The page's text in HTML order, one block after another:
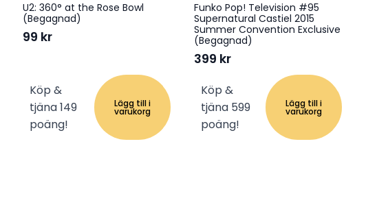
U2: 360° at the Rose Bowl
(Begagnad)
99 kr
Köp &
tjäna 149
poäng!
Lägg till i
varukorg
Funko Pop! Television #95
Supernatural Castiel 2015
Summer Convention Exclusive
(Begagnad)
399 kr
Köp &
tjäna 599
poäng!
Lägg till i
varukorg